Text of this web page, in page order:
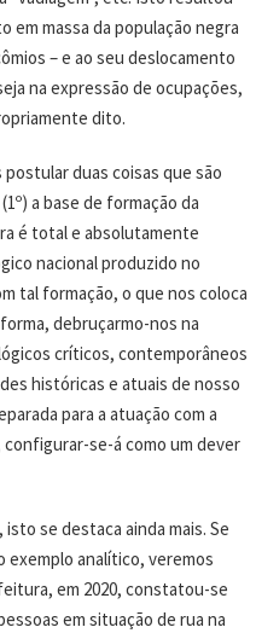
em massa da população negra
– e ao seu deslocamento
na expressão de ocupações,
dito.
duas coisas que são
a base de formação da
é total e absolutamente
nacional produzido no
tal formação, o que nos coloca
debruçarmo-nos na
críticos, contemporâneos
históricas e atuais de nosso
para a atuação com a
se-á como um dever
se destaca ainda mais. Se
exemplo analítico, veremos
em 2020, constatou-se
em situação de rua na